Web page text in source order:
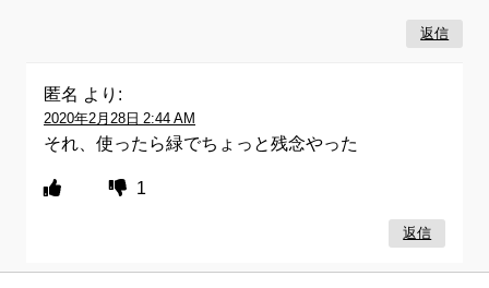
返信
匿名 より:
2020年2月28日 2:44 AM
それ、使ったら緑でちょっと残念やった
1
返信